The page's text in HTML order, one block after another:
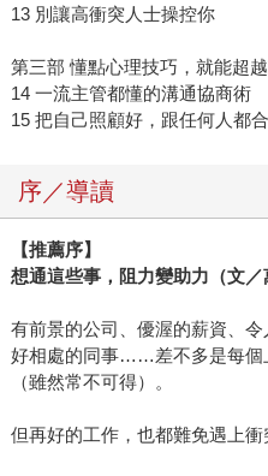
13 別讓高衝突人士操控你
第三部 懂點心理技巧，就能超
14 一流主管都懂的溝通協商術
15 把自己照顧好，跟任何人都
序／導讀
【推薦序】
想通這些事，阻力變助力（文／
有前景的公司、優渥的薪資、令
好相處的同事……差不多是每個
（雖然常不可得）。
但再好的工作，也都難免遇上衝